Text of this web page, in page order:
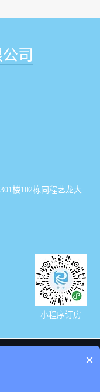
司
楼102栋同程艺龙大
小程序订房
×